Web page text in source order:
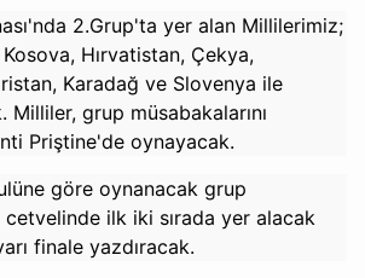
2.Grup'ta yer alan Millilerimiz;
Hırvatistan, Çekya,
Karadağ ve Slovenya ile
Milliler, grup müsabakalarını
Priştine'de oynayacak.
göre oynanacak grup
cetvelinde ilk iki sırada yer alacak
finale yazdıracak.